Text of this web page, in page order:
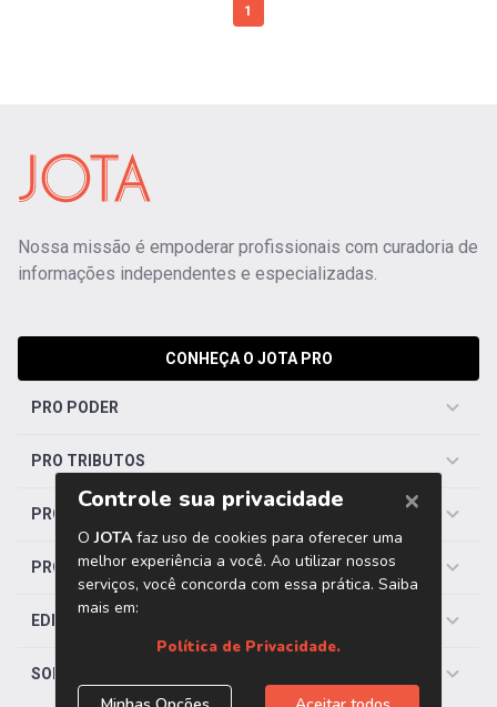
1
Nossa missão é empoderar profissionais com curadoria de
informações independentes e especializadas.
CONHEÇA O JOTA PRO
PRO PODER
PRO TRIBUTOS
PRO TRABALHISTA
PRO SAÚDE
EDITORIAS
SOBRE O JOTA